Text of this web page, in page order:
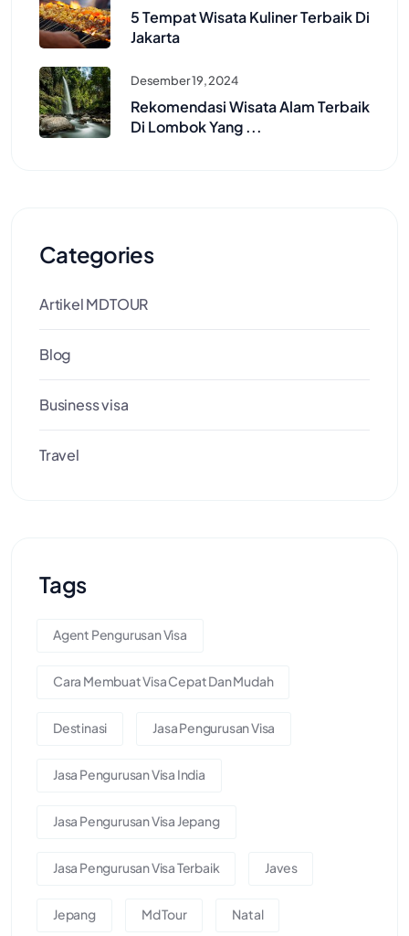
5 Tempat Wisata Kuliner Terbaik Di
Jakarta
Desember 19, 2024
Rekomendasi Wisata Alam Terbaik
Di Lombok Yang ...
Categories
Artikel MDTOUR
Blog
Business visa
Travel
Tags
Agent Pengurusan Visa
Cara Membuat Visa Cepat Dan Mudah
Destinasi Jasa Pengurusan Visa
Jasa Pengurusan Visa India
Jasa Pengurusan Visa Jepang
Jasa Pengurusan Visa Terbaik Javes
Jepang Md Tour Natal